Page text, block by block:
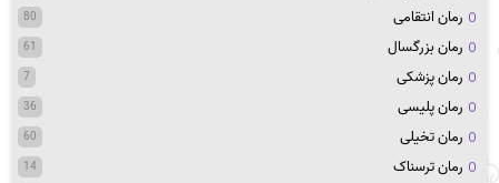
رمان انتقامی 80
رمان بزرگسال 61
رمان پزشکی 7
رمان پلیسی 36
رمان تخیلی 60
رمان ترسناک 14